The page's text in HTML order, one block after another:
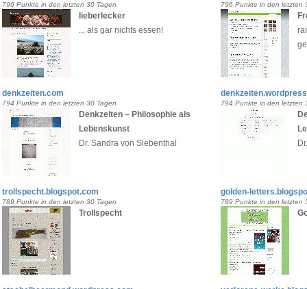
796 Punkte in den letzten 30 Tagen
lieberlecker
... als gar nichts essen!
796 Punkte in den letzten
denkzeiten.com
794 Punkte in den letzten 30 Tagen
Denkzeiten – Philosophie als
Lebenskunst
Dr. Sandra von Siebenthal
794 Punkte in den letzten
trollspecht.blogspot.com
789 Punkte in den letzten 30 Tagen
Trollspecht
golden-
789 Punkte in den letzten